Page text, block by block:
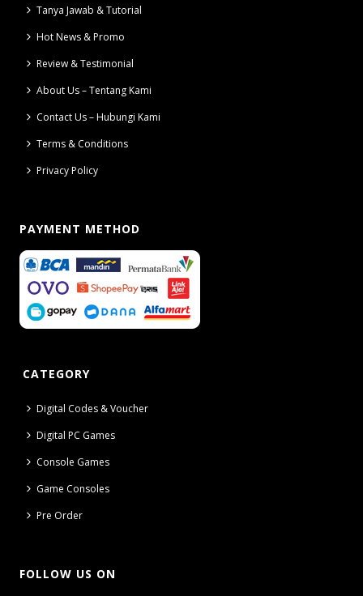
Tanya Jawab & Tutorial
Hot News & Promo
Review & Testimonial
About Us – Tentang Kami
Contact Us – Hubungi Kami
Terms & Conditions
Privacy Policy
PAYMENT METHOD
CATEGORY
Digital Codes & Voucher
Digital PC Games
Console Games
Game Consoles
Pre Order
FOLLOW US ON